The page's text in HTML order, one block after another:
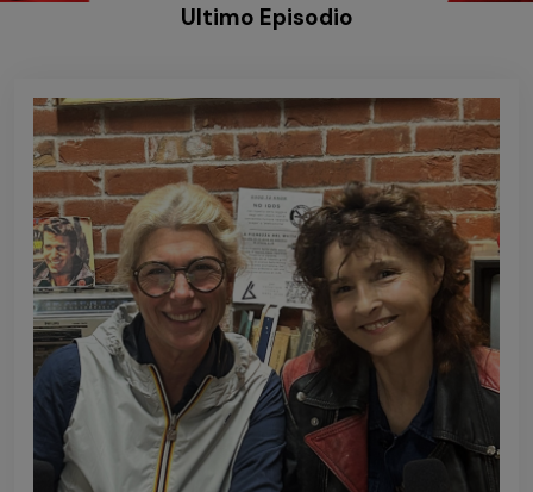
Ultimo Episodio